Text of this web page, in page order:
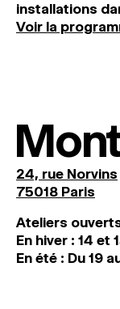
installations
Voir la
24, rue Norvins
75018 Paris
Ateliers
En hiver : 14 et
En été : Du 19